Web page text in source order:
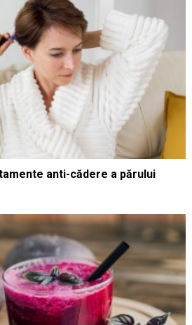
anti-cădere a părului